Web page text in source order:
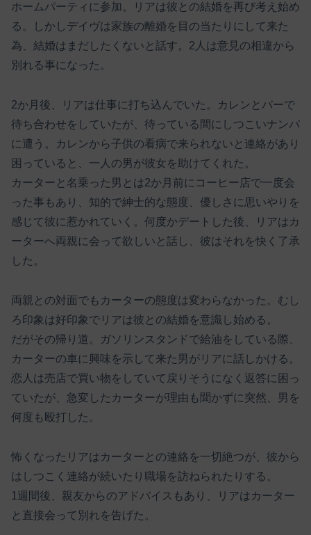
ホームパーティに参加。リアは彼との結婚を再び考え始め
る。しかしデイヴは家族の離婚を目の当たりにして来た
為、結婚はまだしたくないと話す。2人は意見の相違から
別れる事になった。
2か月後、リアは仕事に打ち込んでいた。カレンとバーで
待ち合わせをしていたが、待っている間にしつこいナンパ
に遭う。カレンから子供の看病で来られないと連絡があり
困っていると、一人の男が彼女を助けてくれた。
カーターと名乗った男とは2か月前にコーヒー店で一度会
った事もあり、知的で紳士的な態度、優しさに思いやりを
感じて彼に惹かれていく。何度かデートした後、リアはカ
ーターへ両親に会って欲しいと話し、彼はそれを快く了承
した。
両親との対面でもカーターの態度は変わらなかった。むし
ろ印象は好印象でリアは彼との結婚を意識し始める。
だがその帰り道。ガソリンスタンドで給油をしている際、
カーターの車に興味を示して来た男がリアに話しかける。
恋人は売店で買い物をしていて戻りそうになく返答に困っ
ていたが、急変したカーターが理由も聞かずに突然、男を
何度も殴打した。
怖くなったリアはカーターとの連絡を一切絶つが、彼から
はしつこく連絡が続いたり職場を訪ねられたりする。
1週間後、親友からのアドバイスもあり、リアはカーター
と直接会って別れを告げた。